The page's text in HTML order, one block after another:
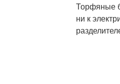
Торфяные
ни к